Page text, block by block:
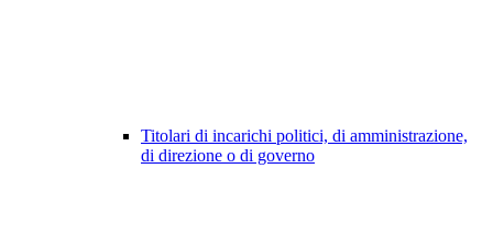
Titolari di incarichi politici, di amministrazione,
di direzione o di governo